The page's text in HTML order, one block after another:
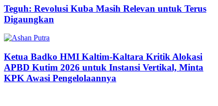
Teguh: Revolusi Kuba Masih Relevan untuk Terus
Digaungkan
Ketua Badko HMI Kaltim-Kaltara Kritik Alokasi
APBD Kutim 2026 untuk Instansi Vertikal, Minta
KPK Awasi Pengelolaannya